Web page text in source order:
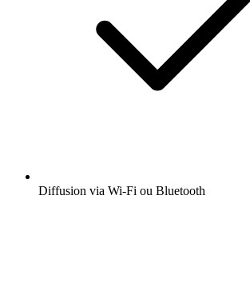
Diffusion via Wi-Fi ou Bluetooth